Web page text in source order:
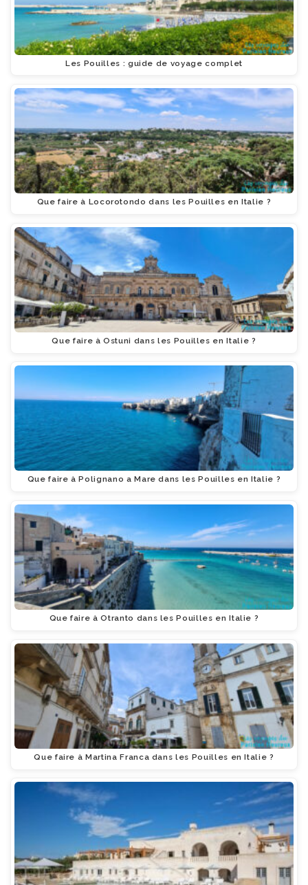
Les Pouilles : guide de voyage complet
Que faire à Locorotondo dans les Pouilles en Italie ?
Que faire à Ostuni dans les Pouilles en Italie ?
Que faire à Polignano a Mare dans les Pouilles en Italie ?
Que faire à Otranto dans les Pouilles en Italie ?
Que faire à Martina Franca dans les Pouilles en Italie ?